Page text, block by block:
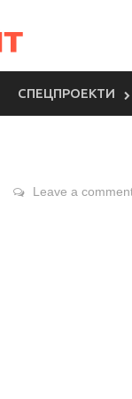
СПЕЦПРОЕКТИ
Leave a